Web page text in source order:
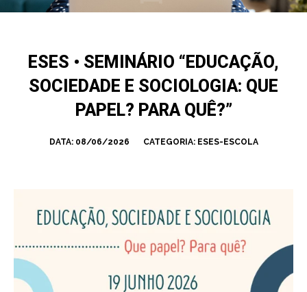
ESES • SEMINÁRIO “EDUCAÇÃO,
SOCIEDADE E SOCIOLOGIA: QUE
PAPEL? PARA QUÊ?”
DATA: 08/06/2026 CATEGORIA: ESES-ESCOLA